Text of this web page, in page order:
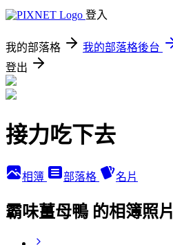
登入
我的部落格 我的部落格後台
登出
接力吃下去
相簿 部落格 名片
霸味薑母鴨 的相簿照片